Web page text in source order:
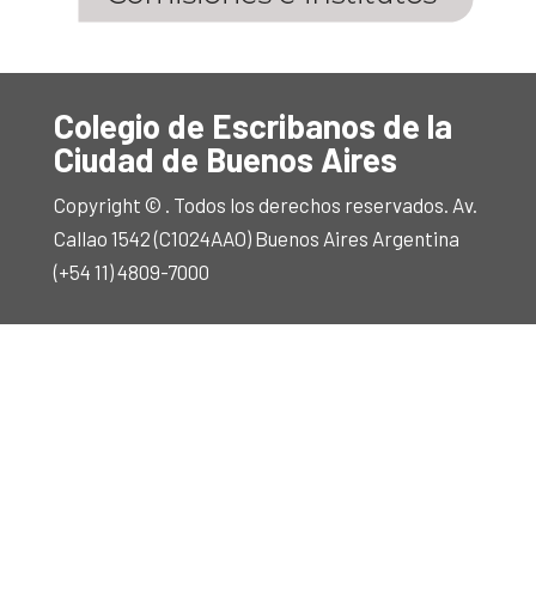
Colegio de Escribanos de la
Ciudad de Buenos Aires
Copyright © . Todos los derechos reservados. Av.
Callao 1542 (C1024AAO) Buenos Aires Argentina
(+54 11) 4809-7000